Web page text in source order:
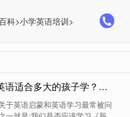
科>小学英语培训>小学生英语教
新概念英语适合多大的孩子学？孩子应不应该学？
于英语启蒙和英语学习最常被问